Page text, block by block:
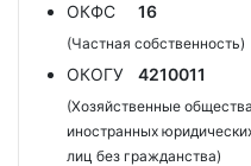
ОКФС 16
(Частная собственность)
ОКОГУ 4210011
(Хозяйственные
иностранных
лиц без гражданства)